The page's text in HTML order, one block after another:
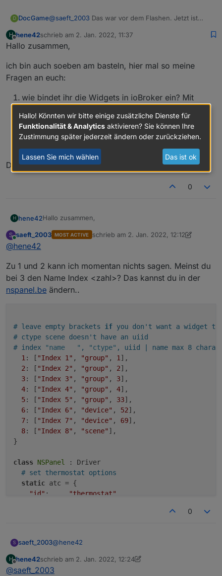
D DocGame@saeft_2003 Das war vor dem Flashen. Jetzt ist
H
Offline
hene42schrieb am 2. Jan. 2022, 11:37
zuletzt editiert von
Hallo zusammen,
ich bin auch soeben am basteln, hier mal so meine
Fragen an euch:
wie bindet ihr die Widgets in ioBroker ein? Mit
Habt ihr schon die "Thermostat Page" mit eine
Heizung im ioBroker verbunden? Wenn Ja wie?
Danke.
0
H hene42Hallo zusammen,
ich bin auch soeben am basteln, hier mal so meine
Script oder auf eine andere Art und Weise?
Habt ihr schon die "Thermostat Page" mit eine
Kann man die Outlet Bezeichnungen
Danke.
S
Online
saeft_2003 MOST ACTIVE schrieb am 2. Jan. 2022, 12:12
zuletzt editiert von saeft_20031. Feb.
@hene42
Zu 1 und 2 kann ich momentan nichts sagen. Meinst du
bei 3 den Name Index <zahl>? Das kannst du in der
nspanel.be ändern..
# leave empty brackets if you don't want a widget
# ctype scene doesn't have an uiid
# index
"name   " , "ctype" , uiid | name max 8
1 : [ "Index 1" , "group" , 1 ],
2 : [ "Index 2" , "group" , 2],
3: [ "Index 3" , "group" , 3],
4: [ "Index 4" , "group" , 4],
5: [ "Index 5" , "group" , 33],
6: [ "Index 6" , "device" , 52],
7: [ "Index 7" , "device" , 69],
8: [ "Index 8" , "scene" ],
}
class NSPanel
: Driver
# set thermostat options
static atc = {
"id" : "thermostat"
0
S saeft_2003@hene42
Zu 1 und 2 kann ich momentan nichts sagen.
Meinst du bei 3 den Name Index <zahl>? Das
H
Offline
hene42schrieb am 2. Jan. 2022, 12:24
zuletzt editiert von hene421. Feb. 2022, 13:26
@saeft_2003
Hallo! Könnten wir bitte einige zusätzliche Dienste für
Funktionalität & Analytics aktivieren? Sie können Ihre
Zustimmung später jederzeit ändern oder zurückziehen.
Lassen Sie mich wählen Das ist ok